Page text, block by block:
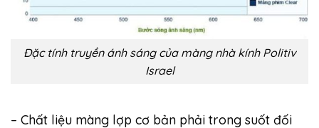
Đặc tính truyền ánh sáng của màng nhà kính Politiv
Israel
– Chất liệu màng lợp cơ bản phải trong suốt đối